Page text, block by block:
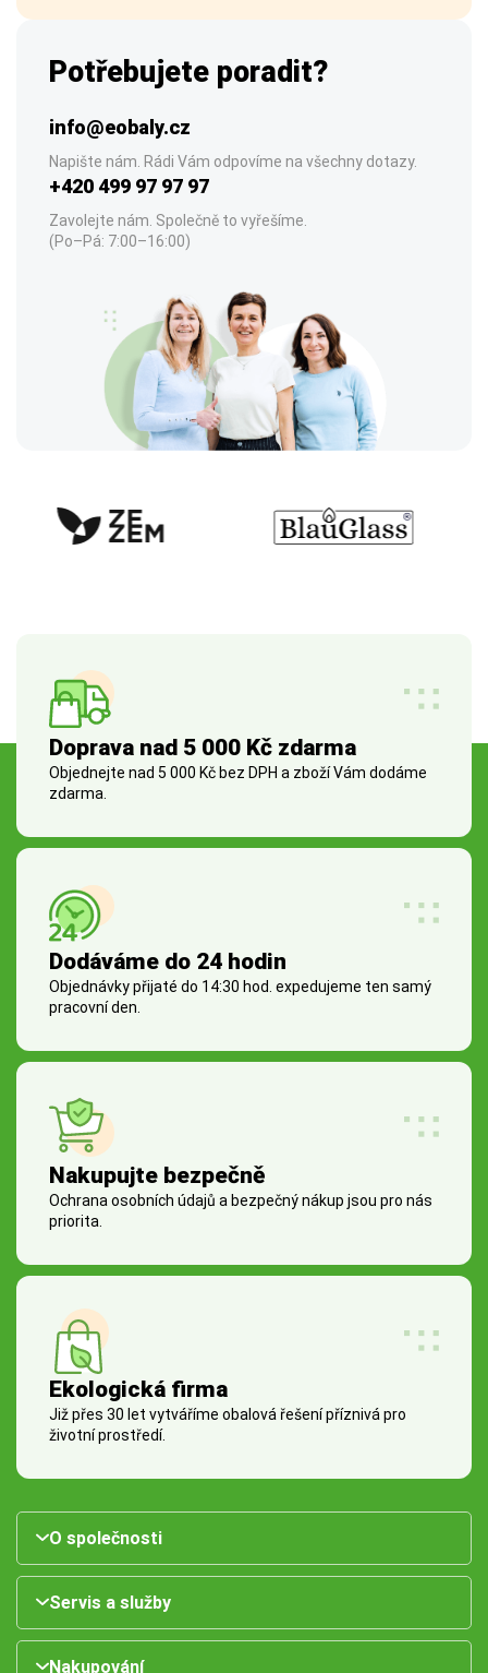
Potřebujete poradit?
info@eobaly.cz
Napište nám. Rádi Vám odpovíme na všechny dotazy.
+420 499 97 97 97
Zavolejte nám. Společně to vyřešíme.
(Po–Pá: 7:00–16:00)
Doprava nad 5 000 Kč zdarma
Objednejte nad 5 000 Kč bez DPH a zboží Vám dodáme
zdarma.
Dodáváme do 24 hodin
Objednávky přijaté do 14:30 hod. expedujeme ten samý
pracovní den.
Nakupujte bezpečně
Ochrana osobních údajů a bezpečný nákup jsou pro nás
priorita.
Ekologická firma
Již přes 30 let vytváříme obalová řešení příznivá pro
životní prostředí.
O společnosti
Servis a služby
Nakupování